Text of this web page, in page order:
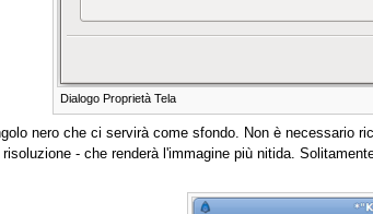
Dialogo Proprietà Tela
nero che ci servirà come sfondo. Non è necessario
- che renderà l'immagine più nitida.